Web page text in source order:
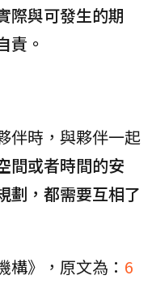
際與可發生的期
責。
伴時，與夥伴一起
間或者時間的安
劃，都需要互相了
》，原文為： 6